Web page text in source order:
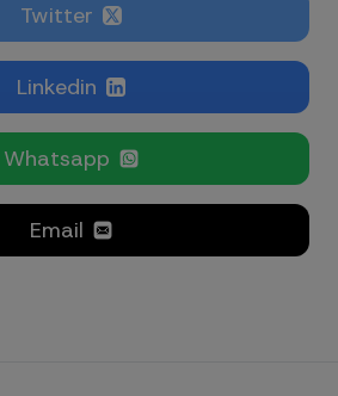
Twitter
Linkedin
Whatsapp
Email